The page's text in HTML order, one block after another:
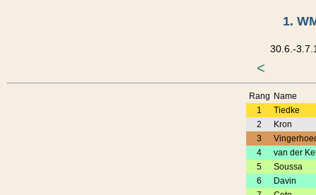
1.
30.6.-
<
Rang Name
1
Tiedke
2
Kron
3
4
van der
5
Soussa
6
Davin